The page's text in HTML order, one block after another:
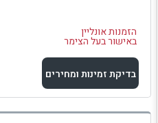
הזמנות אונליין
באישור בעל הצימר
בדיקת זמינות ומחירים
למתחם זה